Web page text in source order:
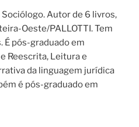
Autor de 6 livros,
Oeste/PALLOTTI. Tem
pós-graduado em
Reescrita, Leitura e
da linguagem jurídica
é pós-graduado em